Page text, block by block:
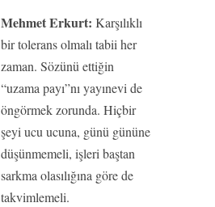
Mehmet Erkurt: Karşılıklı
bir tolerans olmalı tabii her
zaman. Sözünü ettiğin
“uzama payı”nı yayınevi de
öngörmek zorunda. Hiçbir
şeyi ucu ucuna, günü gününe
düşünmemeli, işleri baştan
sarkma olasılığına göre de
takvimlemeli.